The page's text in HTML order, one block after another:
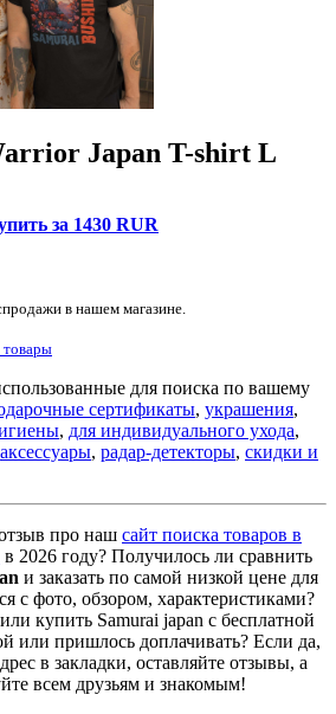
Japan T-shirt L
за 1430 RUR
в нашем магазине.
для поиска по вашему
сертификаты, украшения,
, для индивидуального ухода,
аксессуары, радар-детекторы, скидки и
про наш сайт поиска товаров в
в 2026 году? Получилось ли сравнить
и заказать по самой низкой цене для
с фото, обзором, характеристиками?
купить Samurai japan с бесплатной
или пришлось доплачивать? Если да,
в закладки, оставляйте отзывы, а
всем друзьям и знакомым!